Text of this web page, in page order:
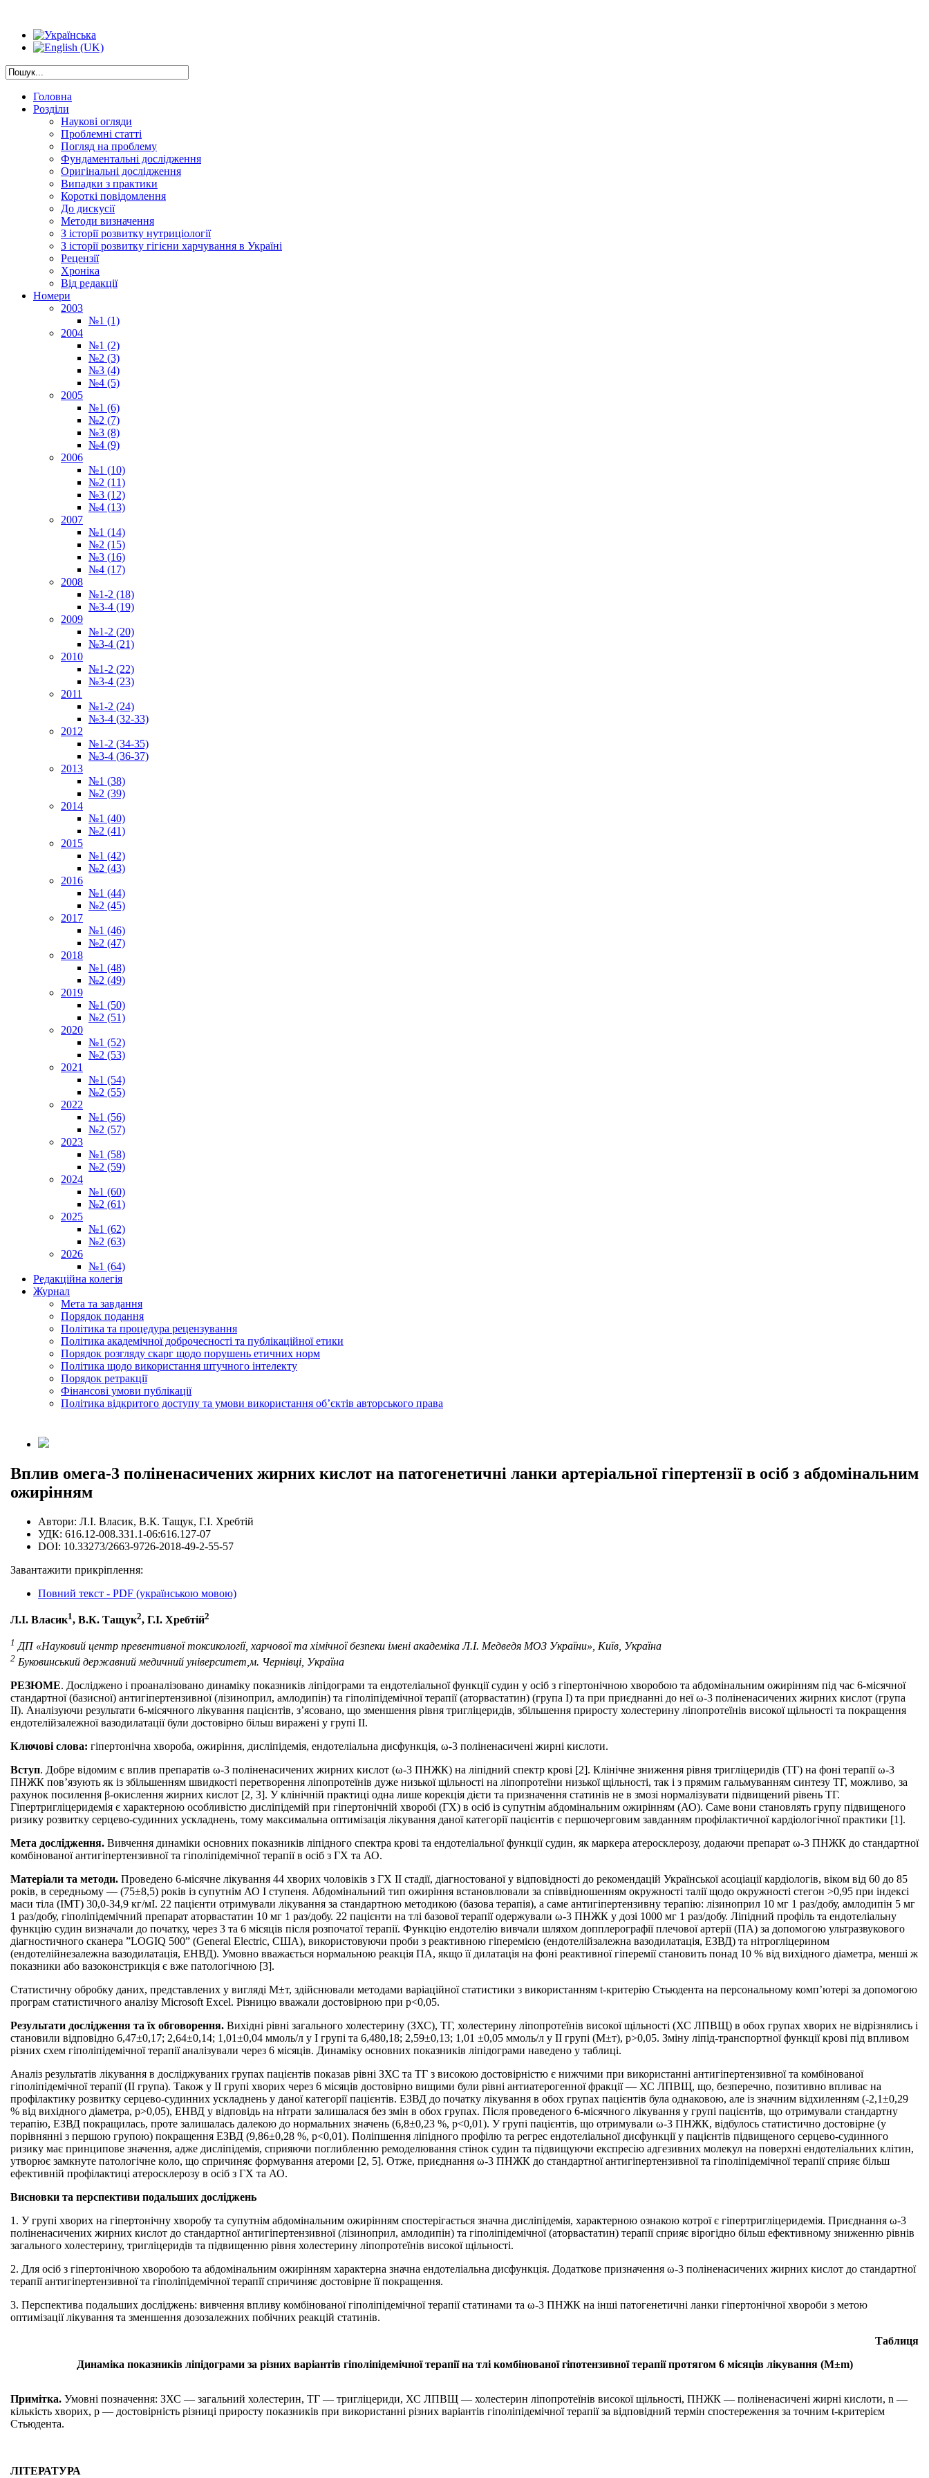
Головна
Розділи
Наукові огляди
Проблемні статті
Погляд на проблему
Фундаментальні дослідження
Оригінальні дослідження
Випадки з практики
Короткі повідомлення
До дискусії
Методи визначення
З історії розвитку нутриціології
З історії розвитку гігієни харчування в Україні
Рецензії
Хроніка
Від редакції
Номери
2003
№1 (1)
2004
№1 (2)
№2 (3)
№3 (4)
№4 (5)
2005
№1 (6)
№2 (7)
№3 (8)
№4 (9)
2006
№1 (10)
№2 (11)
№3 (12)
№4 (13)
2007
№1 (14)
№2 (15)
№3 (16)
№4 (17)
2008
№1-2 (18)
№3-4 (19)
2009
№1-2 (20)
№3-4 (21)
2010
№1-2 (22)
№3-4 (23)
2011
№1-2 (24)
№3-4 (32-33)
2012
№1-2 (34-35)
№3-4 (36-37)
2013
№1 (38)
№2 (39)
2014
№1 (40)
№2 (41)
2015
№1 (42)
№2 (43)
2016
№1 (44)
№2 (45)
2017
№1 (46)
№2 (47)
2018
№1 (48)
№2 (49)
2019
№1 (50)
№2 (51)
2020
№1 (52)
№2 (53)
2021
№1 (54)
№2 (55)
2022
№1 (56)
№2 (57)
2023
№1 (58)
№2 (59)
2024
№1 (60)
№2 (61)
2025
№1 (62)
№2 (63)
2026
№1 (64)
Редакційна колегія
Журнал
Мета та завдання
Порядок подання
Політика та процедура рецензування
Політика академічної доброчесності та публікаційної етики
Порядок розгляду скарг щодо порушень етичних норм
Політика щодо використання штучного інтелекту
Порядок ретракції
Фінансові умови публікації
Політика відкритого доступу та умови використання обʼєктів авторського права
Вплив омега-3 поліненасичених жирних кислот на патогенетичні ланки артеріальної гіпертензії в осіб з абдомінальним
ожирінням
Автори: Л.І. Власик, В.К. Тащук, Г.І. Хребтій
УДК: 616.12-008.331.1-06:616.127-07
DOI: 10.33273/2663-9726-2018-49-2-55-57
Завантажити прикріплення:
Повний текст - PDF (українською мовою)
Л.І. Власик1, В.К. Тащук2, Г.І. Хребтій2
1 ДП «Науковий центр превентивної токсикології, харчової та хімічної безпеки імені академіка Л.І. Медведя МОЗ України», Київ, Україна
2 Буковинський державний медичний університет,м. Чернівці, Україна
РЕЗЮМЕ. Досліджено і проаналізовано динаміку показників ліпідограми та ендотеліальної функції судин у осіб з гіпертонічною хворобою та абдомінальним ожирінням під час 6-місячної
стандартної (базисної) антигіпертензивної (лізиноприл, амлодипін) та гіполіпідемічної терапії (аторвастатин) (група І) та при приєднанні до неї ω-3 поліненасичених жирних кислот (група
ІІ). Аналізуючи результати 6-місячного лікування пацієнтів, з’ясовано, що зменшення рівня тригліцеридів, збільшення приросту холестерину ліпопротеїнів високої щільності та покращення
ендотелійзалежної вазодилатації були достовірно більш виражені у групі ІІ.
Ключові слова: гіпертонічна хвороба, ожиріння, дисліпідемія, ендотеліальна дисфункція, ω-3 поліненасичені жирні кислоти.
Вступ. Добре відомим є вплив препаратів ω-3 поліненасичених жирних кислот (ω-3 ПНЖК) на ліпідний спектр крові [2]. Клінічне зниження рівня тригліцеридів (ТГ) на фоні терапії ω-3
ПНЖК пов’язують як із збільшенням швидкості перетворення ліпопротеїнів дуже низької щільності на ліпопротеїни низької щільності, так і з прямим гальмуванням синтезу ТГ, можливо, за
рахунок посилення β-окислення жирних кислот [2, 3]. У клінічній практиці одна лише корекція дієти та призначення статинів не в змозі нормалізувати підвищений рівень ТГ.
Гіпертригліцеридемія є характерною особливістю дисліпідемій при гіпертонічній хворобі (ГХ) в осіб із супутнім абдомінальним ожирінням (АО). Саме вони становлять групу підвищеного
ризику розвитку серцево-судинних ускладнень, тому максимальна оптимізація лікування даної категорії пацієнтів є першочерговим завданням профілактичної кардіологічної практики [1].
Мета дослідження. Вивчення динаміки основних показників ліпідного спектра крові та ендотеліальної функції судин, як маркера атеросклерозу, додаючи препарат ω-3 ПНЖК до стандартної
комбінованої антигіпертензивної та гіполіпідемічної терапії в осіб з ГХ та АО.
Матеріали та методи. Проведено 6-місячне лікування 44 хворих чоловіків з ГХ ІІ стадії, діагностованої у відповідності до рекомендацій Української асоціації кардіологів, віком від 60 до 85
років, в середньому — (75±8,5) років із супутнім АО І ступеня. Абдомінальний тип ожиріння встановлювали за співвідношенням окружності талії щодо окружності стегон >0,95 при індексі
маси тіла (ІМТ) 30,0-34,9 кг/мІ. 22 пацієнти отримували лікування за стандартною методикою (базова терапія), а саме антигіпертензивну терапію: лізиноприл 10 мг 1 раз/добу, амлодипін 5 мг
1 раз/добу, гіполіпідемічний препарат аторвастатин 10 мг 1 раз/добу. 22 пацієнти на тлі базової терапії одержували ω-3 ПНЖК у дозі 1000 мг 1 раз/добу. Ліпідний профіль та ендотеліальну
функцію судин визначали до початку, через 3 та 6 місяців після розпочатої терапії. Функцію ендотелію вивчали шляхом допплерографії плечової артерії (ПА) за допомогою ультразвукового
діагностичного сканера ”LOGIQ 500” (General Electric, США), використовуючи проби з реактивною гіперемією (ендотелійзалежна вазодилатація, ЕЗВД) та нітрогліцерином
(ендотелійнезалежна вазодилатація, ЕНВД). Умовно вважається нормальною реакція ПА, якщо її дилатація на фоні реактивної гіперемії становить понад 10 % від вихідного діаметра, менші ж
показники або вазоконстрикція є вже патологічною [3].
Статистичну обробку даних, представлених у вигляді М±т, здійснювали методами варіаційної статистики з використанням t-критерію Стьюдента на персональному комп’ютері за допомогою
програм статистичного аналізу Microsoft Excel. Різницю вважали достовірною при р<0,05.
Результати дослідження та їх обговорення. Вихідні рівні загального холестерину (ЗХС), ТГ, холестерину ліпопротеїнів високої щільності (ХС ЛПВЩ) в обох групах хворих не відрізнялись і
становили відповідно 6,47±0,17; 2,64±0,14; 1,01±0,04 ммоль/л у І групі та 6,480,18; 2,59±0,13; 1,01 ±0,05 ммоль/л у ІІ групі (М±т), р>0,05. Зміну ліпід-транспортної функції крові під впливом
різних схем гіполіпідемічної терапії аналізували через 6 місяців. Динаміку основних показників ліпідограми наведено у таблиці.
Аналіз результатів лікування в досліджуваних групах пацієнтів показав рівні ЗХС та ТГ з високою достовірністю є нижчими при використанні антигіпертензивної та комбінованої
гіполіпідемічної терапії (ІІ група). Також у ІІ групі хворих через 6 місяців достовірно вищими були рівні антиатерогенної фракції — ХС ЛПВЩ, що, безперечно, позитивно впливає на
профілактику розвитку серцево-судинних ускладнень у даної категорії пацієнтів. ЕЗВД до початку лікування в обох групах пацієнтів була однаковою, але із значним відхиленням (-2,1±0,29
% від вихідного діаметра, р>0,05), ЕНВД у відповідь на нітрати залишалася без змін в обох групах. Після проведеного 6-місячного лікування у групі пацієнтів, що отримували стандартну
терапію, ЕЗВД покращилась, проте залишалась далекою до нормальних значень (6,8±0,23 %, р<0,01). У групі пацієнтів, що отримували ω-3 ПНЖК, відбулось статистично достовірне (у
порівнянні з першою групою) покращення ЕЗВД (9,86±0,28 %, р<0,01). Поліпшення ліпідного профілю та регрес ендотеліальної дисфункції у пацієнтів підвищеного серцево-судинного
ризику має принципове значення, адже дисліпідемія, сприяючи поглибленню ремоделювання стінок судин та підвищуючи експресію адгезивних молекул на поверхні ендотеліальних клітин,
утворює замкнуте патологічне коло, що спричиняє формування атероми [2, 5]. Отже, приєднання ω-3 ПНЖК до стандартної антигіпертензивної та гіполіпідемічної терапії сприяє більш
ефективній профілактиці атеросклерозу в осіб з ГХ та АО.
Висновки та перспективи подальших досліджень
1. У групі хворих на гіпертонічну хворобу та супутнім абдомінальним ожирінням спостерігається значна дисліпідемія, характерною ознакою котрої є гіпертригліцеридемія. Приєднання ω-3
поліненасичених жирних кислот до стандартної антигіпертензивної (лізиноприл, амлодипін) та гіполіпідемічної (аторвастатин) терапії сприяє вірогідно більш ефективному зниженню рівнів
загального холестерину, тригліцеридів та підвищенню рівня холестерину ліпопротеїнів високої щільності.
2. Для осіб з гіпертонічною хворобою та абдомінальним ожирінням характерна значна ендотеліальна дисфункція. Додаткове призначення ω-3 поліненасичених жирних кислот до стандартної
терапії антигіпертензивної та гіполіпідемічної терапії спричиняє достовірне її покращення.
3. Перспектива подальших досліджень: вивчення впливу комбінованої гіполіпідемічної терапії статинами та ω-3 ПНЖК на інші патогенетичні ланки гіпертонічної хвороби з метою
оптимізації лікування та зменшення дозозалежних побічних реакцій статинів.
Таблиця
Динаміка показників ліпідограми за різних варіантів гіполіпідемічної терапії на тлі комбінованої гіпотензивної терапії протягом 6 місяців лікування (М±m)
Примітка. Умовні позначення: ЗХС — загальний холестерин, ТГ — тригліцериди, ХС ЛПВЩ — холестерин ліпопротеїнів високої щільності, ПНЖК — поліненасичені жирні кислоти, n —
кількість хворих, р — достовірність різниці приросту показників при використанні різних варіантів гіполіпідемічної терапії за відповідний термін спостереження за точним t-критерієм
Стьюдента.
ЛІТЕРАТУРА